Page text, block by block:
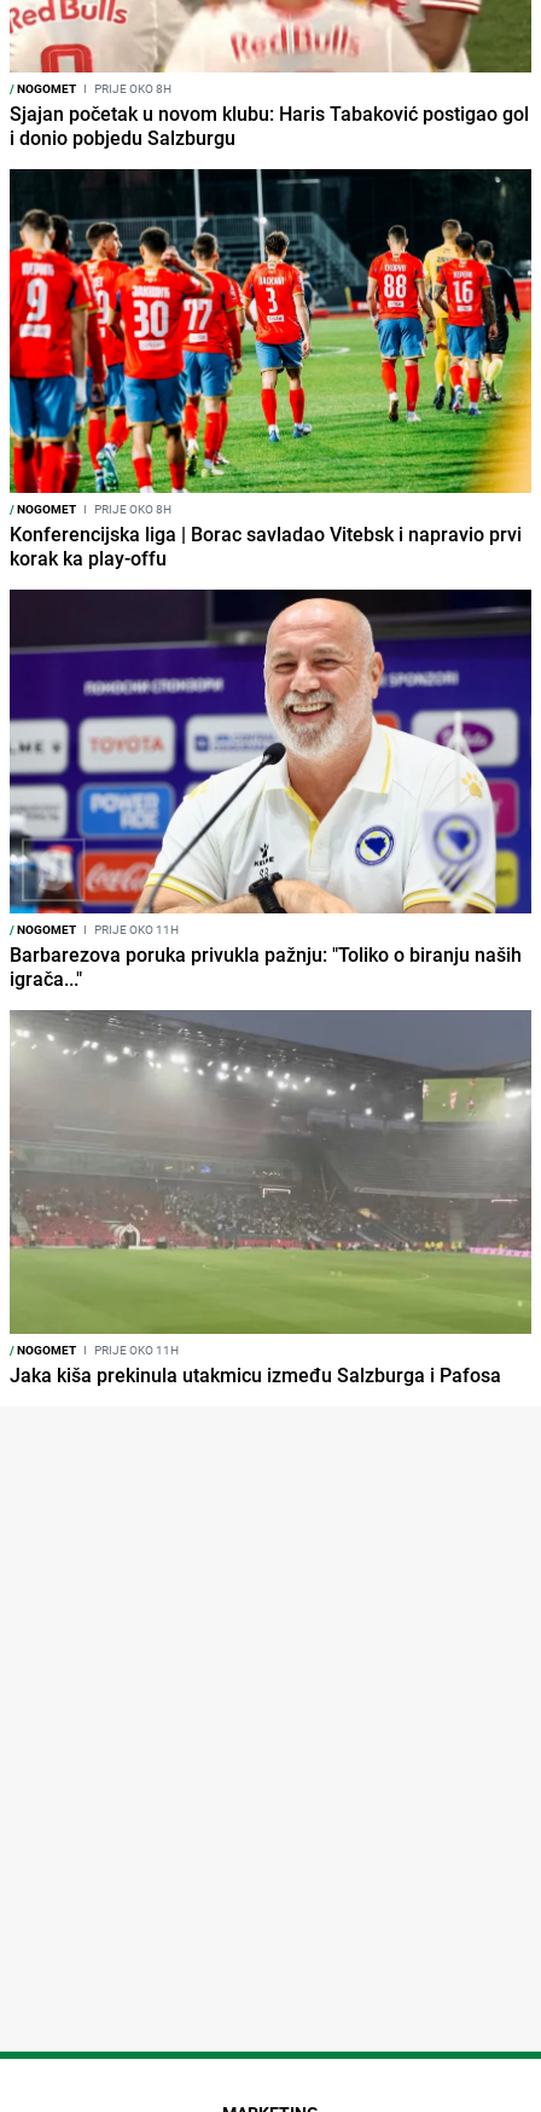
/NOGOMET I PRIJE OKO 8H
Sjajan početak u novom klubu: Haris Tabaković postigao gol
i donio pobjedu Salzburgu
/NOGOMET I PRIJE OKO 8H
Konferencijska liga | Borac savladao Vitebsk i napravio prvi
korak ka play-offu
/NOGOMET I PRIJE OKO 11H
Barbarezova poruka privukla pažnju: "Toliko o biranju naših
igrača..."
/NOGOMET I PRIJE OKO 11H
Jaka kiša prekinula utakmicu između Salzburga i Pafosa